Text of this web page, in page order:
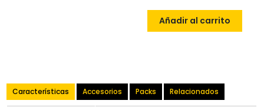
Añadir al carrito
Características Accesorios Packs Relacionados